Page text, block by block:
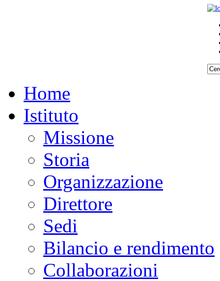
Home
Istituto
Missione
Storia
Organizzazione
Direttore
Sedi
Bilancio e rendimento
Collaborazioni